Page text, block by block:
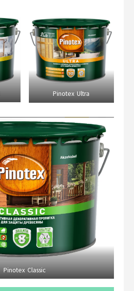
Pinotex Ultra
Pinotex Classic